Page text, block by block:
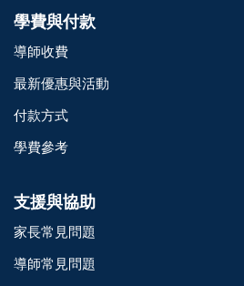
學費與付款
導師收費
最新優惠與活動
付款方式
學費參考
支援與協助
家長常見問題
導師常見問題